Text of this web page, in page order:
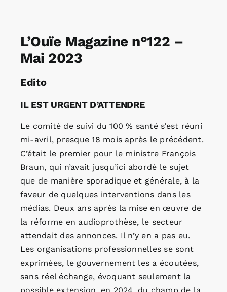
122
L’Ouïe Magazine n°122 –
Mai 2023
Edito
IL EST URGENT D’ATTENDRE
Le comité de suivi du 100 % santé s’est réuni
mi-avril, presque 18 mois après le précédent.
C’était le premier pour le ministre François
Braun, qui n’avait jusqu’ici abordé le sujet
que de manière sporadique et générale, à la
faveur de quelques interventions dans les
médias. Deux ans après la mise en œuvre de
la réforme en audioprothèse, le secteur
attendait des annonces. Il n’y en a pas eu.
Les organisations professionnelles se sont
exprimées, le gouvernement les a écoutées,
sans réel échange, évoquant seulement la